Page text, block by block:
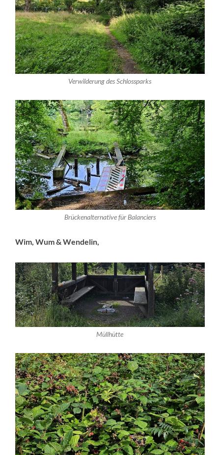
Verwilderung des Schlossparks
Brückenalternative für Balanciers
Wim, Wum & Wendelin,
Müllhütte